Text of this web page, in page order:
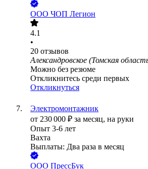
ООО ЧОП Легион
4.1
•
20 отзывов
Александровское (Томская
Можно без резюме
Откликнитесь среди первых
Откликнуться
Электромонтажник
от 230 000 ₽ за месяц, на руки
Опыт 3-6 лет
Вахта
Выплаты: Два раза в месяц
ООО ПрессБук